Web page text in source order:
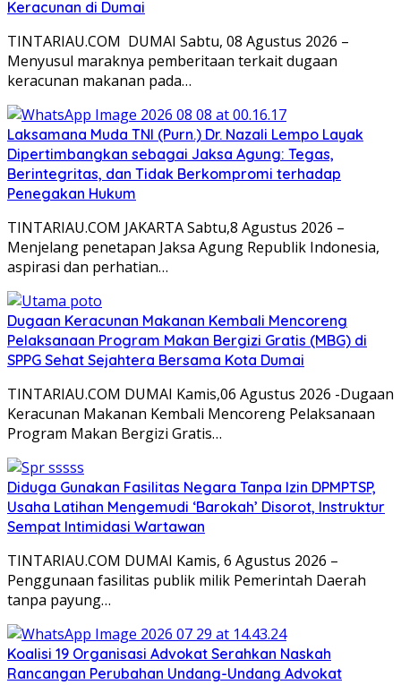
Keracunan di Dumai
TINTARIAU.COM DUMAI Sabtu, 08 Agustus 2026 –
Menyusul maraknya pemberitaan terkait dugaan
keracunan makanan pada…
Laksamana Muda TNI (Purn.) Dr. Nazali Lempo Layak
Dipertimbangkan sebagai Jaksa Agung: Tegas,
Berintegritas, dan Tidak Berkompromi terhadap
Penegakan Hukum
TINTARIAU.COM JAKARTA Sabtu,8 Agustus 2026 –
Menjelang penetapan Jaksa Agung Republik Indonesia,
aspirasi dan perhatian…
Dugaan Keracunan Makanan Kembali Mencoreng
Pelaksanaan Program Makan Bergizi Gratis (MBG) di
SPPG Sehat Sejahtera Bersama Kota Dumai
TINTARIAU.COM DUMAI Kamis,06 Agustus 2026 -Dugaan
Keracunan Makanan Kembali Mencoreng Pelaksanaan
Program Makan Bergizi Gratis…
Diduga Gunakan Fasilitas Negara Tanpa Izin DPMPTSP,
Usaha Latihan Mengemudi ‘Barokah’ Disorot, Instruktur
Sempat Intimidasi Wartawan
TINTARIAU.COM DUMAI Kamis, 6 Agustus 2026 –
Penggunaan fasilitas publik milik Pemerintah Daerah
tanpa payung…
Koalisi 19 Organisasi Advokat Serahkan Naskah
Rancangan Perubahan Undang-Undang Advokat